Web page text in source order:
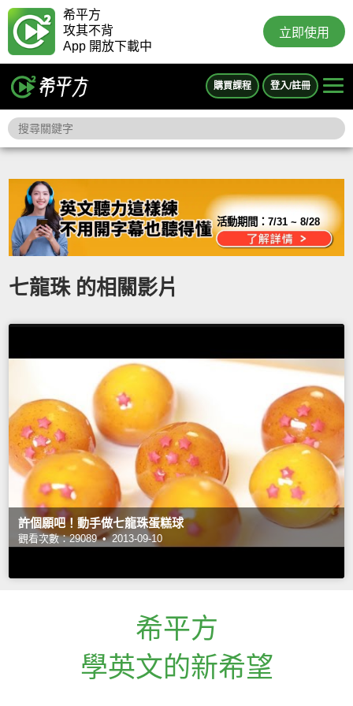
希平方
攻其不背
App 開放下載中
立即使用
購買課程 登入/註冊
活動期間：7/31 ~ 8/28
七龍珠 的相關影片
許個願吧！動手做七龍珠蛋糕球
觀看次數：29089 • 2013-09-10
希平方
學英文的新希望